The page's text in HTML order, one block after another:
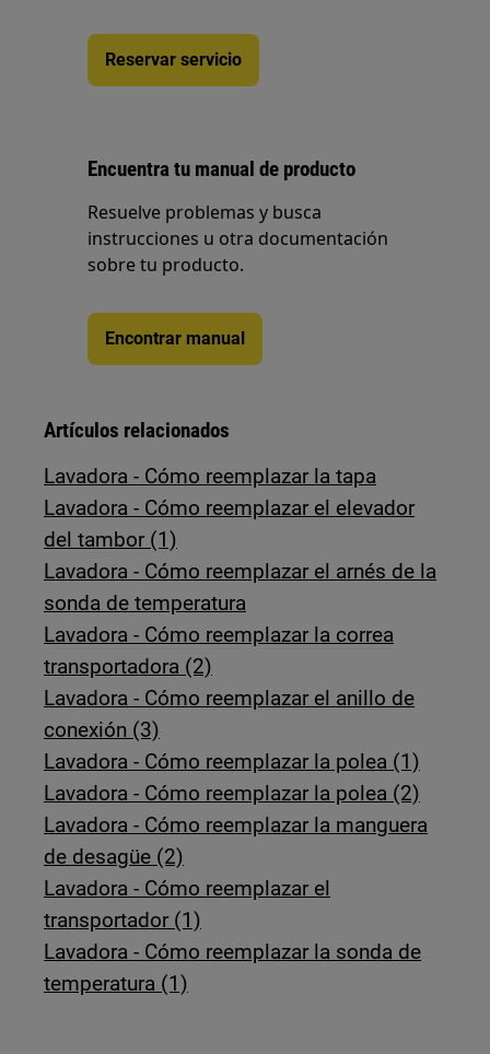
Reservar servicio
Encuentra tu manual de producto
Resuelve problemas y busca
instrucciones u otra documentación
sobre tu producto.
Encontrar manual
Artículos relacionados
Lavadora - Cómo reemplazar la tapa
Lavadora - Cómo reemplazar el elevador
del tambor (1)
Lavadora - Cómo reemplazar el arnés de la
sonda de temperatura
Lavadora - Cómo reemplazar la correa
transportadora (2)
Lavadora - Cómo reemplazar el anillo de
conexión (3)
Lavadora - Cómo reemplazar la polea (1)
Lavadora - Cómo reemplazar la polea (2)
Lavadora - Cómo reemplazar la manguera
de desagüe (2)
Lavadora - Cómo reemplazar el
transportador (1)
Lavadora - Cómo reemplazar la sonda de
temperatura (1)